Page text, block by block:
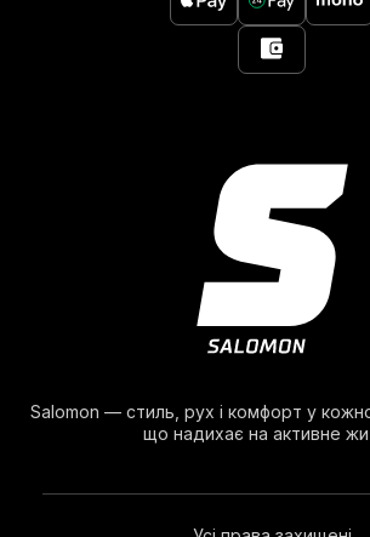
Salomon — стиль, рух і комфорт у
що надихає на активне